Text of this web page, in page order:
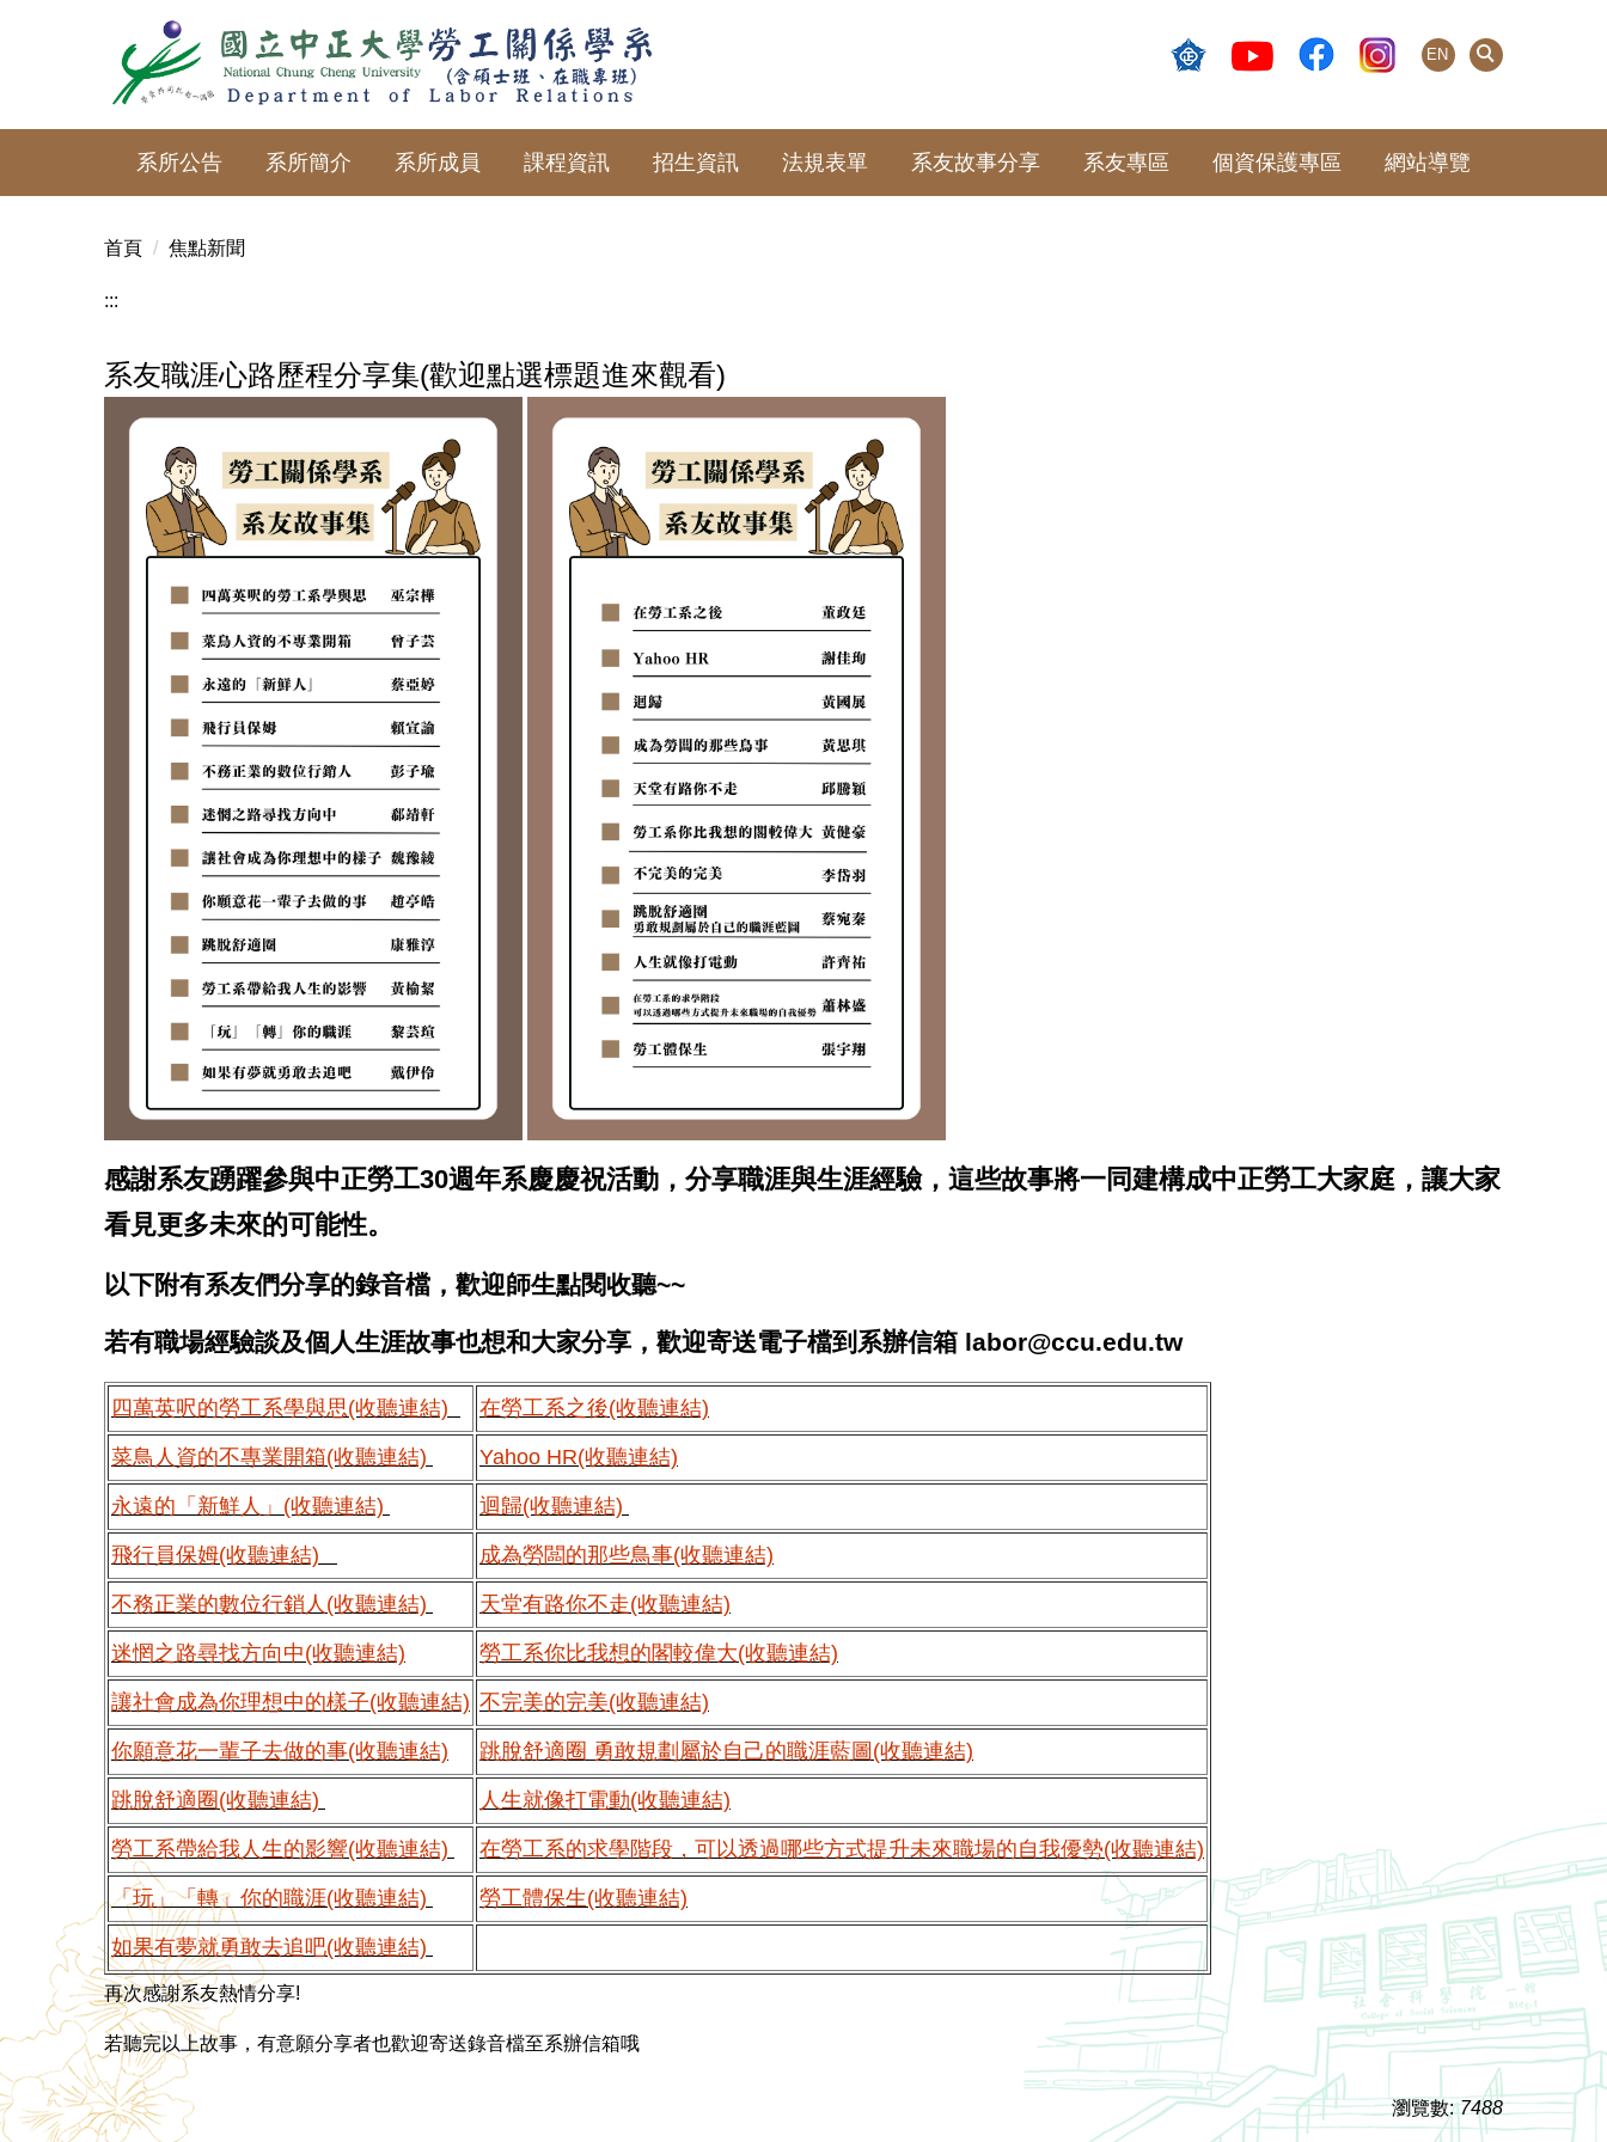
內
EN
系所公告 系所簡介 系所成員 課程資訊 招生資訊 法規表單 系友故事分享 系友專區 個資保護專區 網站導覽
首頁 焦點新聞
:::
系友職涯心路歷程分享集(歡迎點選標題進來觀看)
感謝系友踴躍參與中正勞工30週年系慶慶祝活動，分享職涯與生涯經驗，這些故事將一同建構成中正勞工大家庭，讓大家
看見更多未來的可能性。
以下附有系友們分享的錄音檔，歡迎師生點閱收聽~~
若有職場經驗談及個人生涯故事也想和大家分享，歡迎寄送電子檔到系辦信箱 labor@ccu.edu.tw
四萬英呎的勞工系學與思(收聽連結) 在勞工系之後(收聽連結)
菜鳥人資的不專業開箱(收聽連結) Yahoo HR(收聽連結)
永遠的「新鮮人」(收聽連結) 迴歸(收聽連結)
飛行員保姆(收聽連結) 成為勞闆的那些鳥事(收聽連結)
不務正業的數位行銷人(收聽連結) 天堂有路你不走(收聽連結)
迷惘之路尋找方向中(收聽連結) 勞工系你比我想的閣較偉大(收聽連結)
讓社會成為你理想中的樣子(收聽連結) 不完美的完美(收聽連結)
你願意花一輩子去做的事(收聽連結) 跳脫舒適圈 勇敢規劃屬於自己的職涯藍圖(收聽連結)
跳脫舒適圈(收聽連結) 人生就像打電動(收聽連結)
勞工系帶給我人生的影響(收聽連結) 在勞工系的求學階段，可以透過哪些方式提升未來職場的自我優勢(收聽連結)
「玩」「轉」你的職涯(收聽連結) 勞工體保生(收聽連結)
如果有夢就勇敢去追吧(收聽連結)
再次感謝系友熱情分享!
若聽完以上故事，有意願分享者也歡迎寄送錄音檔至系辦信箱哦
瀏覽數: 7488